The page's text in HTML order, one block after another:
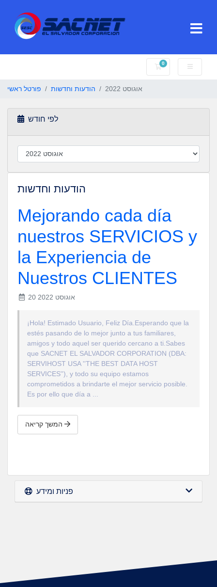
0
עגלת קניות
פורטל ראשי הודעות וחדשות אוגוסט 2022
לפי חודש
הודעות וחדשות
Mejorando cada día
nuestros SERVICIOS y
la Experiencia de
Nuestros CLIENTES
20 אוגוסט 2022
¡Hola! Estimado Usuario, Feliz Día.Esperando que la
estés pasando de lo mejor junto a tus familiares,
amigos y todo aquel ser querido cercano a ti.Sabes
que SACNET EL SALVADOR CORPORATION (DBA:
SERVIHOST USA ''THE BEST DATA HOST
SERVICES''), y todo su equipo estamos
comprometidos a brindarte el mejor servicio posible.
Es por ello que día a ...
פניות ומידע